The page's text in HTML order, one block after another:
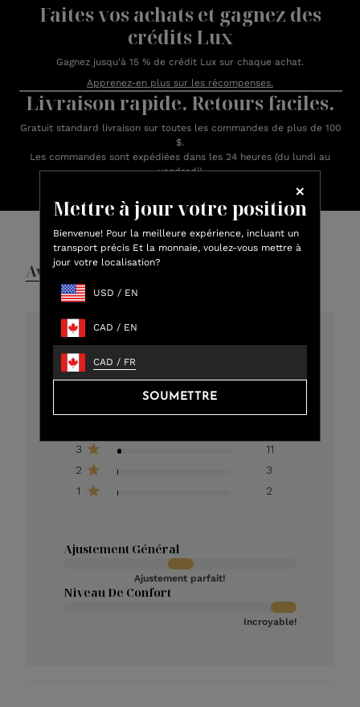
Mettre à jour votre position
Bienvenue! Pour la meilleure expérience, incluant un
transport précis Et la monnaie, voulez-vous mettre à
jour votre localisation?
USD / EN
CAD / EN
CAD / FR
SOUMETTRE
Faites vos achats et gagnez des
crédits Lux
Gagnez jusqu'à 15 % de crédit Lux sur chaque achat.
Apprenez-en plus sur les récompenses.
Livraison rapide. Retours faciles.
Gratuit standard livraison sur toutes les commandes de plus de 100
$.
Les commandes sont expédiées dans les 24 heures (du lundi au
vendredi)
Avis des clients
Avis Questions et réponses
4.8
301 critiques au total
3
11
2
3
1
2
Ajustement Général
Ajustement parfait!
Niveau De Confort
Incroyable!